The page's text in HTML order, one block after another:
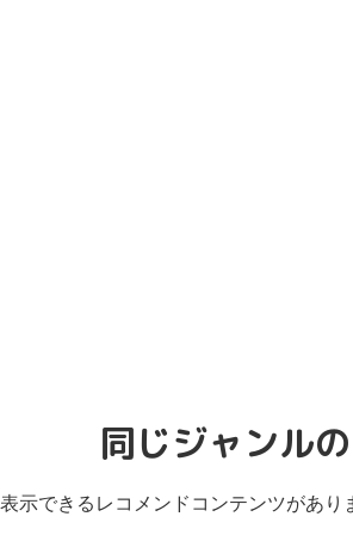
同じジャンル
表示できるレコメンドコンテンツがあり